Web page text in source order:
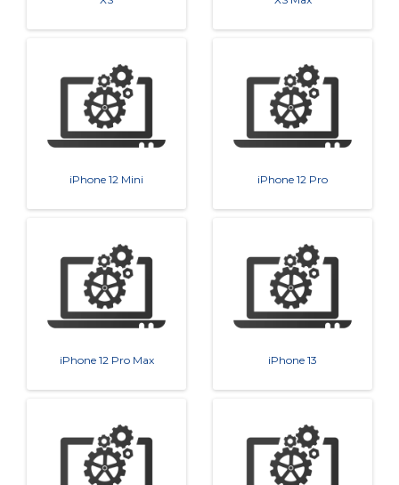
iPhone 12 Mini iPhone 12 Pro
iPhone 12 Pro Max iPhone 13